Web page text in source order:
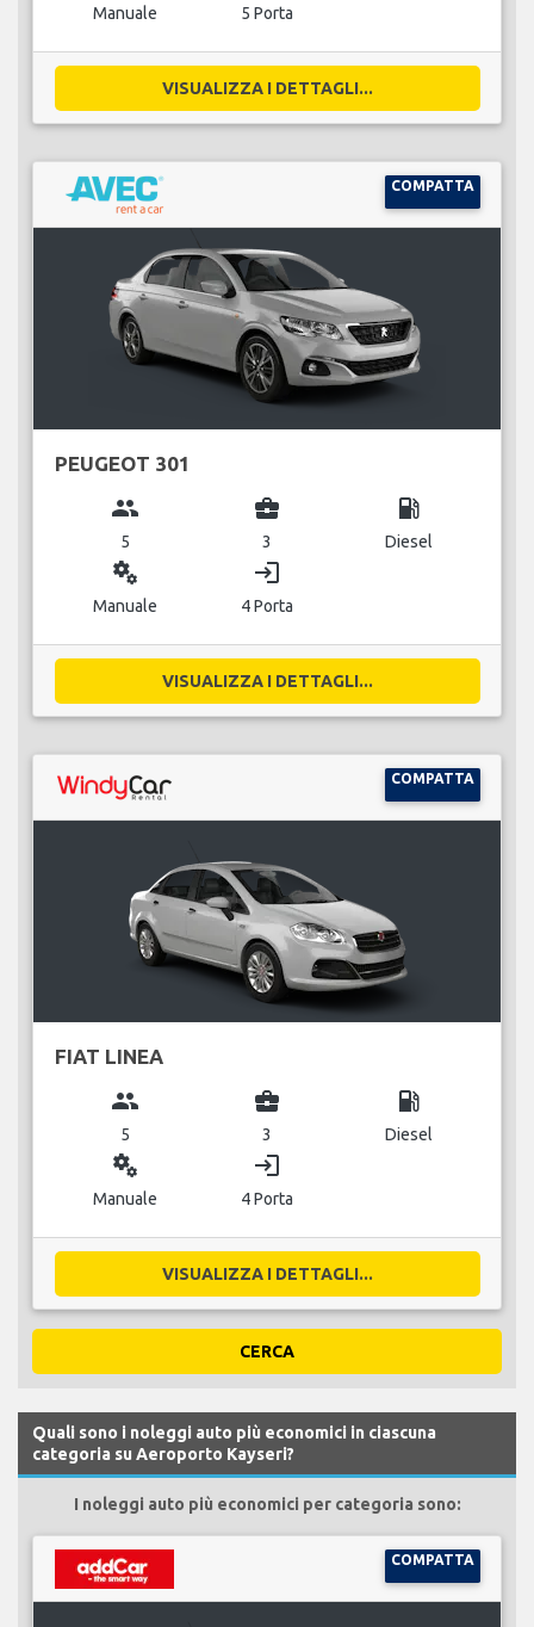
Manuale 5 Porta
VISUALIZZA I DETTAGLI...
COMPATTA
PEUGEOT 301
group
5
business_center
3
local_gas_station
Diesel
miscellaneous_services
Manuale
login
4 Porta
VISUALIZZA I DETTAGLI...
COMPATTA
FIAT LINEA
group
5
business_center
3
local_gas_station
Diesel
miscellaneous_services
Manuale
login
4 Porta
VISUALIZZA I DETTAGLI...
CERCA
Quali sono i noleggi auto più economici in ciascuna
categoria su Aeroporto Kayseri?
I noleggi auto più economici per categoria sono:
COMPATTA